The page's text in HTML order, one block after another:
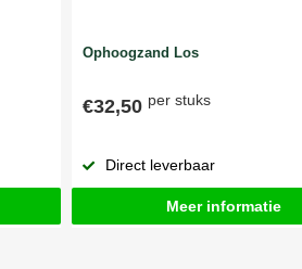
Ophoogzand Los
€32,50 per stuks
Direct leverbaar
Meer informatie